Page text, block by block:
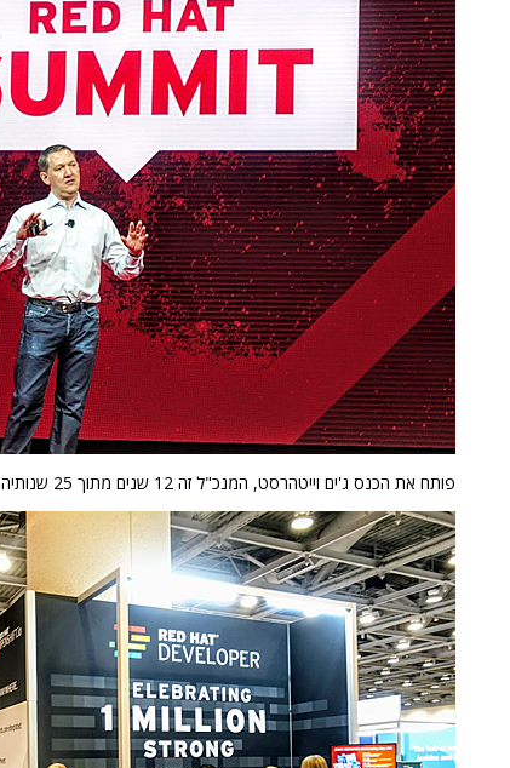
פותח את הכנס ג'ים וייטהרסט, המנכ"ל זה 12 שנים מתוך 25 שנותיה של רד-האט. צילום: פלי הנמר